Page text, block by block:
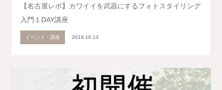
【名古屋レポ】カワイイを武器にするフォトスタイリング
入門１DAY講座
イベント・講座 2019.10.13